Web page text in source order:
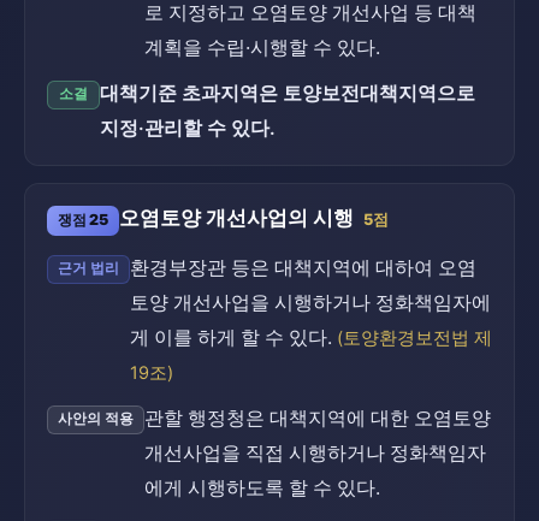
로 지정하고 오염토양 개선사업 등 대책
계획을 수립·시행할 수 있다.
소결
대책기준 초과지역은 토양보전대책지역으로
지정·관리할 수 있다.
쟁점 25 오염토양 개선사업의 시행 5점
근거 법리
환경부장관 등은 대책지역에 대하여 오염
토양 개선사업을 시행하거나 정화책임자에
게 이를 하게 할 수 있다. (토양환경보전법 제
19조)
사안의 적용
관할 행정청은 대책지역에 대한 오염토양
개선사업을 직접 시행하거나 정화책임자
에게 시행하도록 할 수 있다.